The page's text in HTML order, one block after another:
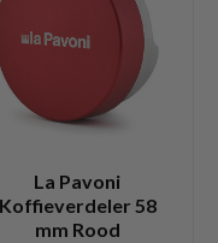
La Pavoni
Koffieverdeler 58
mm Rood